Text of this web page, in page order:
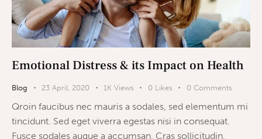
Emotional Distress & its Impact on Health
Blog 23 April, 2020 1K Views 0 Likes 0 Comments
Qroin faucibus nec mauris a sodales, sed elementum mi
tincidunt. Sed eget viverra egestas nisi in consequat.
Fusce sodales augue a accumsan. Cras sollicitudin,